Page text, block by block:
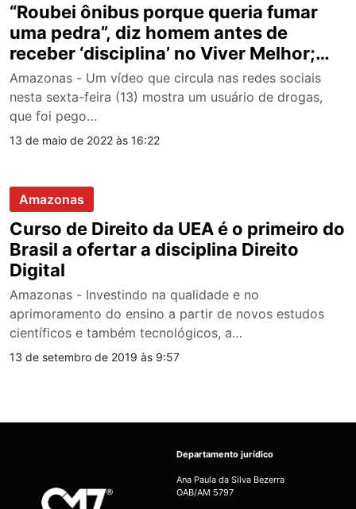
“Roubei ônibus porque queria fumar
uma pedra”, diz homem antes de
receber ‘disciplina’ no Viver Melhor;
veja vídeo
Amazonas - Um vídeo que circula nas redes sociais
nesta sexta-feira (13) mostra um usuário de drogas,
que foi pego…
13 de maio de 2022 às 16:22
Amazonas
Curso de Direito da UEA é o primeiro do
Brasil a ofertar a disciplina Direito
Digital
Amazonas - Investindo na qualidade e no
aprimoramento do ensino a partir de novos estudos
científicos e também tecnológicos, a…
13 de setembro de 2019 às 9:57
Departamento jurídico
Ana Paula da Silva Bezerra
OAB/AM 5797